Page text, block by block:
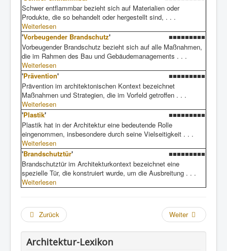
Schwer entflammbar bezieht sich auf Materialien oder
Produkte, die so behandelt oder hergestellt sind, . . .
Weiterlesen
'Vorbeugender Brandschutz'
■■■■■■■■■
Vorbeugender Brandschutz bezieht sich auf alle Maßnahmen,
die im Rahmen des Bau und Gebäudemanagements . . .
Weiterlesen
'Prävention'
■■■■■■■■■
Prävention im architektonischen Kontext bezeichnet
Maßnahmen und Strategien, die im Vorfeld getroffen . . .
Weiterlesen
'Plastik'
■■■■■■■■■
Plastik hat in der Architektur eine bedeutende Rolle
eingenommen, insbesondere durch seine Vielseitigkeit . . .
Weiterlesen
'Brandschutztür'
■■■■■■■■■
Brandschutztür im Architekturkontext bezeichnet eine
spezielle Tür, die konstruiert wurde, um die Ausbreitung . . .
Weiterlesen
Zurück Weiter
Architektur-Lexikon